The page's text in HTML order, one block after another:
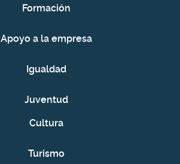
Formación
Apoyo a la empresa
Igualdad
Juventud
Cultura
Turismo